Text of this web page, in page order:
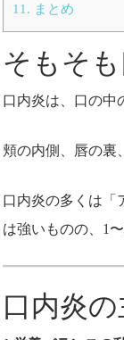
11. まとめ
そもそ
口内炎は、口の中
頬の内側、唇の裏
口内炎の多くは「
は強いものの、1
口内炎